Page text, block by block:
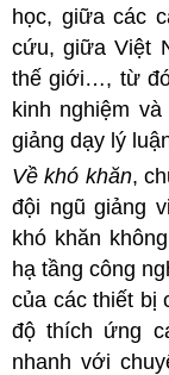
học, giữa các
cứu, giữa Việt
thế giới…, từ
kinh nghiệm
giảng dạy lý
Về khó khăn,
đội ngũ giảng
khó khăn
hạ tầng công
của các thiết bị
độ thích ứng
nhanh với